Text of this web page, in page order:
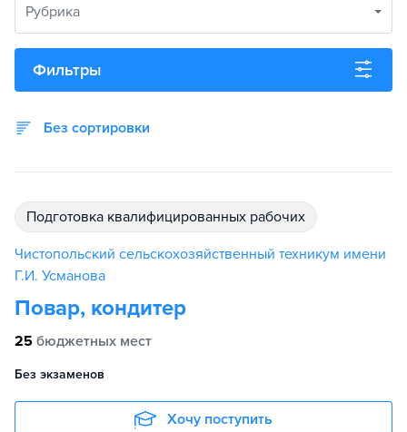
Рубрика
Фильтры
Без сортировки
подготовка квалифицированных рабочих
Чистопольский сельскохозяйственный техникум имени
Г.И. Усманова
Повар, кондитер
25 бюджетных мест
Без экзаменов
Хочу поступить